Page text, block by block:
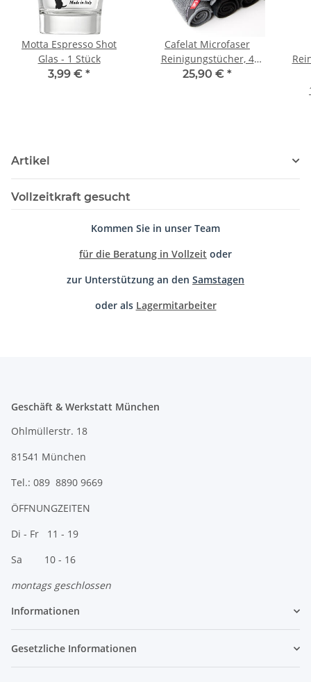
Motta Espresso Shot
Glas - 1 Stück
3,99 € *
Cafelat Microfaser
Reinigungstücher, 4
Stück
25,90 € *
Artikel
Vollzeitkraft gesucht
Kommen Sie in unser Team
für die Beratung in Vollzeit oder
zur Unterstützung an den Samstagen
oder als Lagermitarbeiter
Geschäft & Werkstatt München
Ohlmüllerstr. 18
81541 München
Tel.: 089 8890 9669
ÖFFNUNGZEITEN
Di - Fr 11 - 19
Sa 10 - 16
montags geschlossen
Informationen
Gesetzliche Informationen